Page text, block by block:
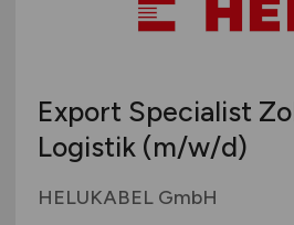
Export Specialist
Logistik (m/w/d)
HELUKABEL GmbH